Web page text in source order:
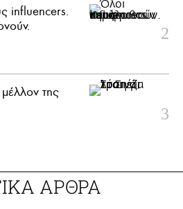
influencers.
της
ΑΡΘΡΑ